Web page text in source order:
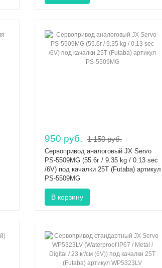
950 руб. 1 150 руб.
Сервопривод аналоговый JX Servo
PS-5509MG (55.6г / 9.35 kg / 0.13 sec
/6V) под качалки 25T (Futaba) артикул
PS-5509MG